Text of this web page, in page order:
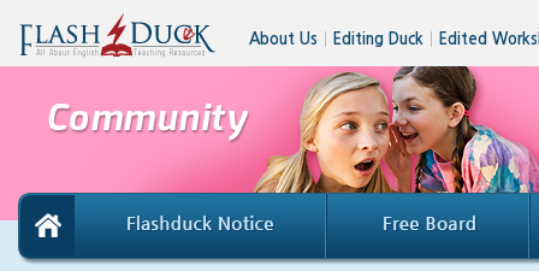
About Us Editing Duck Edited